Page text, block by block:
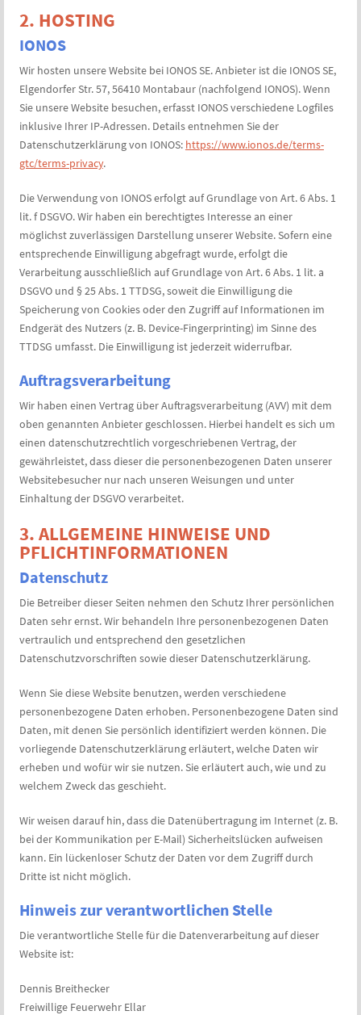
2. HOSTING
IONOS
Wir hosten unsere Website bei IONOS SE. Anbieter ist die IONOS SE,
Elgendorfer Str. 57, 56410 Montabaur (nachfolgend IONOS). Wenn
Sie unsere Website besuchen, erfasst IONOS verschiedene Logfiles
inklusive Ihrer IP-Adressen. Details entnehmen Sie der
Datenschutzerklärung von IONOS: https://www.ionos.de/terms-
gtc/terms-privacy.
Die Verwendung von IONOS erfolgt auf Grundlage von Art. 6 Abs. 1
lit. f DSGVO. Wir haben ein berechtigtes Interesse an einer
möglichst zuverlässigen Darstellung unserer Website. Sofern eine
entsprechende Einwilligung abgefragt wurde, erfolgt die
Verarbeitung ausschließlich auf Grundlage von Art. 6 Abs. 1 lit. a
DSGVO und § 25 Abs. 1 TTDSG, soweit die Einwilligung die
Speicherung von Cookies oder den Zugriff auf Informationen im
Endgerät des Nutzers (z. B. Device-Fingerprinting) im Sinne des
TTDSG umfasst. Die Einwilligung ist jederzeit widerrufbar.
Auftragsverarbeitung
Wir haben einen Vertrag über Auftragsverarbeitung (AVV) mit dem
oben genannten Anbieter geschlossen. Hierbei handelt es sich um
einen datenschutzrechtlich vorgeschriebenen Vertrag, der
gewährleistet, dass dieser die personenbezogenen Daten unserer
Websitebesucher nur nach unseren Weisungen und unter
Einhaltung der DSGVO verarbeitet.
3. ALLGEMEINE HINWEISE UND
PFLICHT­INFORMATIONEN
Datenschutz
Die Betreiber dieser Seiten nehmen den Schutz Ihrer persönlichen
Daten sehr ernst. Wir behandeln Ihre personenbezogenen Daten
vertraulich und entsprechend den gesetzlichen
Datenschutzvorschriften sowie dieser Datenschutzerklärung.
Wenn Sie diese Website benutzen, werden verschiedene
personenbezogene Daten erhoben. Personenbezogene Daten sind
Daten, mit denen Sie persönlich identifiziert werden können. Die
vorliegende Datenschutzerklärung erläutert, welche Daten wir
erheben und wofür wir sie nutzen. Sie erläutert auch, wie und zu
welchem Zweck das geschieht.
Wir weisen darauf hin, dass die Datenübertragung im Internet (z. B.
bei der Kommunikation per E-Mail) Sicherheitslücken aufweisen
kann. Ein lückenloser Schutz der Daten vor dem Zugriff durch
Dritte ist nicht möglich.
Hinweis zur verantwortlichen Stelle
Die verantwortliche Stelle für die Datenverarbeitung auf dieser
Website ist:
Dennis Breithecker
Freiwillige Feuerwehr Ellar